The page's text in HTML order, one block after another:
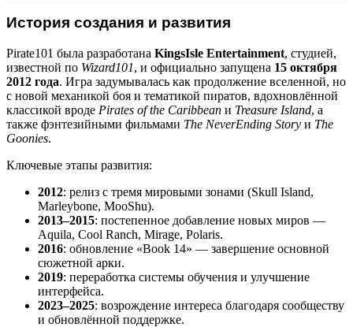
История создания и развития
Pirate101 была разработана KingsIsle Entertainment, студией,
известной по Wizard101, и официально запущена 15 октября
2012 года. Игра задумывалась как продолжение вселенной, но
с новой механикой боя и тематикой пиратов, вдохновлённой
классикой вроде Pirates of the Caribbean и Treasure Island, а
также фэнтезийными фильмами The NeverEnding Story и The
Goonies.
Ключевые этапы развития:
2012: релиз с тремя мировыми зонами (Skull Island,
Marleybone, MooShu).
2013–2015: постепенное добавление новых миров —
Aquila, Cool Ranch, Mirage, Polaris.
2016: обновление «Book 14» — завершение основной
сюжетной арки.
2019: переработка системы обучения и улучшение
интерфейса.
2023–2025: возрождение интереса благодаря сообществу
и обновлённой поддержке.